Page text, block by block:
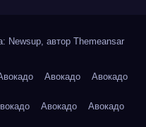
Newsup, автор Themeansar
Авокадо Авокадо
Авокадо Авокадо